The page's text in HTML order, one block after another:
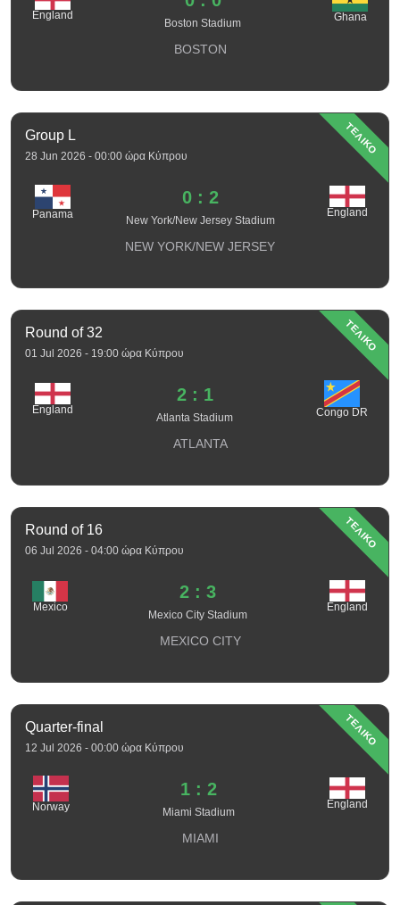
England
Boston Stadium
Ghana
BOSTON
ΤΕΛΙΚΟ
Group L
28 Jun 2026 - 00:00 ώρα Κύπρου
Panama
0 : 2
New York/New Jersey Stadium
England
NEW YORK/NEW JERSEY
ΤΕΛΙΚΟ
Round of 32
01 Jul 2026 - 19:00 ώρα Κύπρου
England
2 : 1
Atlanta Stadium Congo DR
ATLANTA
ΤΕΛΙΚΟ
Round of 16
06 Jul 2026 - 04:00 ώρα Κύπρου
Mexico
2 : 3
Mexico City Stadium
England
MEXICO CITY
ΤΕΛΙΚΟ
Quarter-final
12 Jul 2026 - 00:00 ώρα Κύπρου
Norway
1 : 2
Miami Stadium
England
MIAMI